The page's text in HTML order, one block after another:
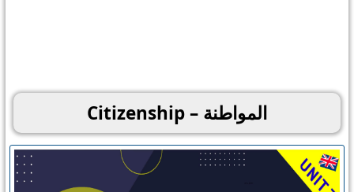
المواطنة – Citizenship